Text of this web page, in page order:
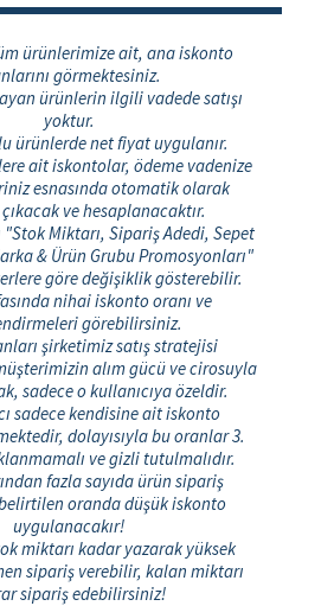
ürünlerimize ait, ana iskonto
görmektesiniz.
ürünlerin ilgili vadede satışı
yoktur.
ürünlerde net fiyat uygulanır.
ait iskontolar, ödeme vadenize
esnasında otomatik olarak
çıkacak ve hesaplanacaktır.
Miktarı, Sipariş Adedi, Sepet
& Ürün Grubu Promosyonları"
göre değişiklik gösterebilir.
nihai iskonto oranı ve
görebilirsiniz.
şirketimiz satış stratejisi
alım gücü ve cirosuyla
sadece o kullanıcıya özeldir.
sadece kendisine ait iskonto
dolayısıyla bu oranlar 3.
ve gizli tutulmalıdır.
fazla sayıda ürün sipariş
oranda düşük iskonto
uygulanacakır!
miktarı kadar yazarak yüksek
sipariş verebilir, kalan miktarı
sipariş edebilirsiniz!